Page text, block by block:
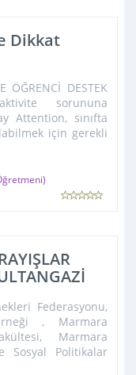
Dikkat
ÖĞRENCİ DESTEK
sorununa
Attention, sınıfta
için gerekli
Federasyonu,
, Marmara
Marmara
Sosyal Politikalar